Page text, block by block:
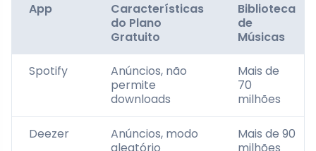
App
Características
do Plano
Gratuito
Biblioteca
de
Músicas
Spotify
Anúncios, não
permite
downloads
Mais de
70
milhões
Deezer
Anúncios, modo
Mais de 90